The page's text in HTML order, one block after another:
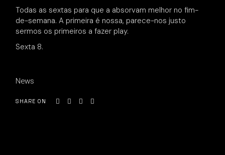
Todas as sextas para que a absorvam melhor no fim-
de-semana. A primeira é nossa, parece-nos justo
sermos os primeiros a fazer play.
Sexta 8.
News
SHARE ON